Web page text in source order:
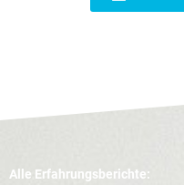
Alle Erfahrungsberichte: